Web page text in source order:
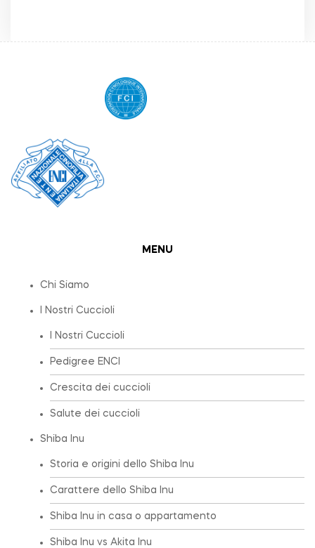
MENU
Chi Siamo
I Nostri Cuccioli
I Nostri Cuccioli
Pedigree ENCI
Crescita dei cuccioli
Salute dei cuccioli
Shiba Inu
Storia e origini dello Shiba Inu
Carattere dello Shiba Inu
Shiba Inu in casa o appartamento
Shiba Inu vs Akita Inu